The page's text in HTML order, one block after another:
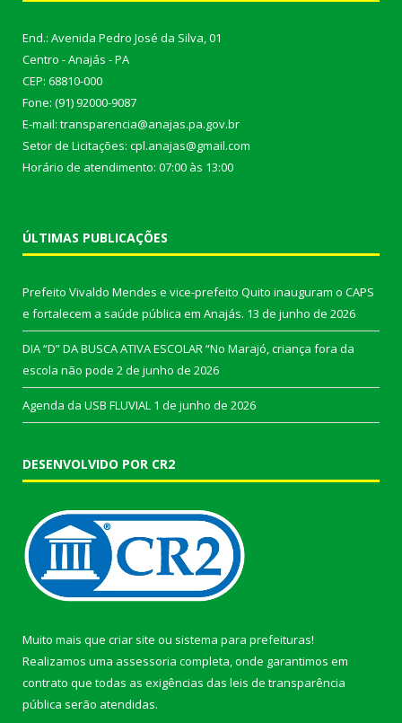
End.: Avenida Pedro José da Silva, 01
Centro - Anajás - PA
CEP: 68810-000
Fone: (91) 92000-9087
E-mail: transparencia@anajas.pa.gov.br
Setor de Licitações: cpl.anajas@gmail.com
Horário de atendimento: 07:00 às 13:00
ÚLTIMAS PUBLICAÇÕES
Prefeito Vivaldo Mendes e vice-prefeito Quito inauguram o CAPS
e fortalecem a saúde pública em Anajás. 13 de junho de 2026
DIA “D” DA BUSCA ATIVA ESCOLAR “No Marajó, criança fora da
escola não pode 2 de junho de 2026
Agenda da USB FLUVIAL 1 de junho de 2026
DESENVOLVIDO POR CR2
Muito mais que criar site ou sistema para prefeituras!
Realizamos uma assessoria completa, onde garantimos em
contrato que todas as exigências das leis de transparência
pública serão atendidas.